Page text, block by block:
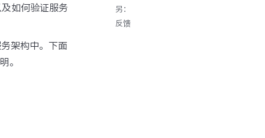
如何验证服务
架构中。下面
。
另：
反馈